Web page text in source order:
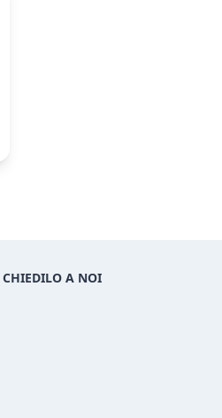
CHIEDILO A NOI